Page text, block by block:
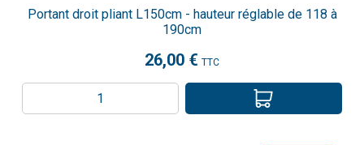
Portant droit pliant L150cm - hauteur réglable de 118 à
190cm
26,00 € TTC